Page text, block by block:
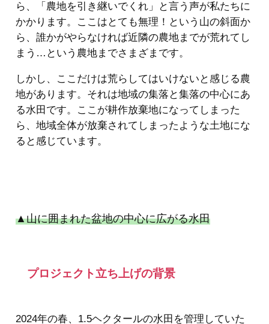
ら、「農地を引き継いでくれ」と言う声が私たちに
かかります。ここはとても無理！という山の斜面か
ら、誰かがやらなければ近隣の農地までが荒れてし
まう…という農地までさまざまです。
しかし、ここだけは荒らしてはいけないと感じる農
地があります。それは地域の集落と集落の中心にあ
る水田です。ここが耕作放棄地になってしまった
ら、地域全体が放棄されてしまったような土地にな
ると感じています。
▲山に囲まれた盆地の中心に広がる水田
プロジェクト立ち上げの背景
2024年の春、1.5ヘクタールの水田を管理していた